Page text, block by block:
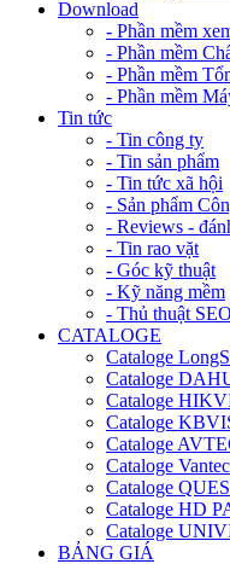
Download
- Phần mềm
- Phần mềm
- Phần mềm
- Phần mềm
Tin tức
- Tin công ty
- Tin sản phẩm
- Tin tức xã hội
- Sản phẩm
- Reviews -
- Tin rao vặt
- Góc kỹ thuật
- Kỹ năng mềm
- Thủ thuật SEO
CATALOGE
Cataloge
Cataloge
Cataloge
Cataloge
Cataloge
Cataloge
Cataloge
Cataloge HD
Cataloge
BẢNG GIÁ